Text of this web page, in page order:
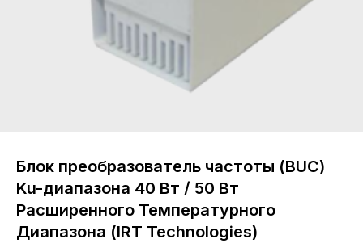
Блок преобразователь частоты (BUC)
Ku-диапазона 40 Вт / 50 Вт
Расширенного Температурного
Диапазона (IRT Technologies)